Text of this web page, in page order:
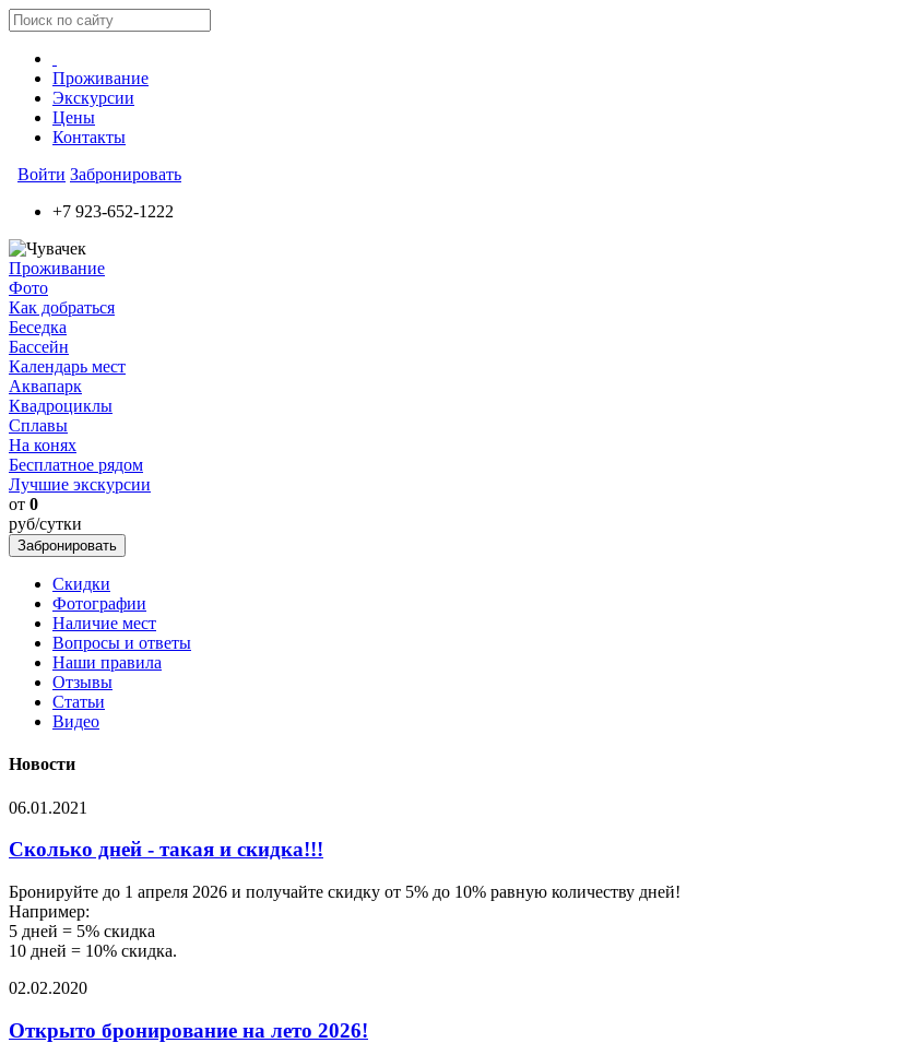
Проживание
Экскурсии
Цены
Контакты
Войти Забронировать
+7 923-652-1222
Проживание
Фото
Как добраться
Беседка
Бассейн
Календарь мест
Аквапарк
Квадроциклы
Сплавы
На конях
Бесплатное рядом
Лучшие экскурсии
от 0
руб/сутки
Скидки
Фотографии
Наличие мест
Вопросы и ответы
Наши правила
Отзывы
Статьи
Видео
Новости
06.01.2021
Сколько дней - такая и скидка!!!
Бронируйте до 1 апреля 2026 и получайте скидку от 5% до 10% равную количеству дней!
Например:
5 дней = 5% скидка
10 дней = 10% скидка.
02.02.2020
Открыто бронирование на лето 2026!